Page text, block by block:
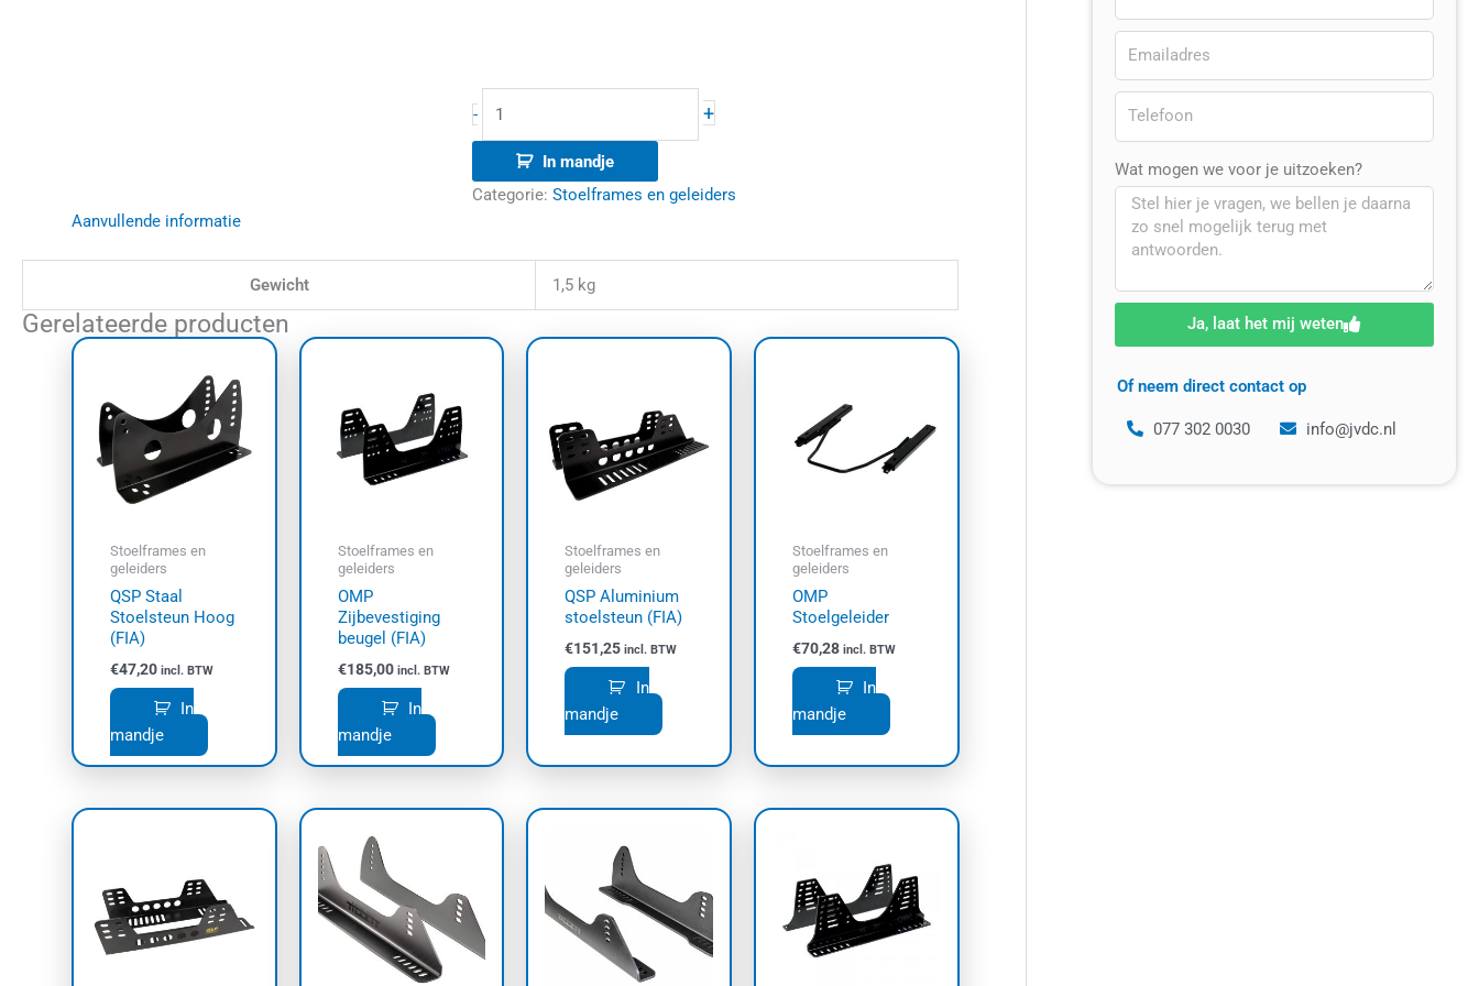
- +
In mandje
Categorie: Stoelframes en geleiders
Aanvullende informatie
Gewicht 1,5 kg
Gerelateerde producten
Stoelframes en
geleiders
QSP Staal
Stoelsteun Hoog
(FIA)
€47,20 incl. BTW
In
mandje
Stoelframes en
geleiders
OMP
Zijbevestiging
beugel (FIA)
€185,00 incl. BTW
In
mandje
Stoelframes en
geleiders
QSP Aluminium
stoelsteun (FIA)
€151,25 incl. BTW
In
mandje
Stoelframes en
geleiders
OMP
Stoelgeleider
€70,28 incl. BTW
In
mandje
Wat mogen we voor je uitzoeken?
Ja, laat het mij weten
Of neem direct contact op
077 302 0030 info@jvdc.nl